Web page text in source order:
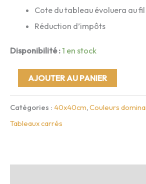
Cote du tableau évoluera au
Réduction d’impôts
Disponibilité :1 en stock
quantité
Podelius
-
AJOUTER AU PANIER
Catégories : 40x40cm,Couleurs
Tableaux carrés